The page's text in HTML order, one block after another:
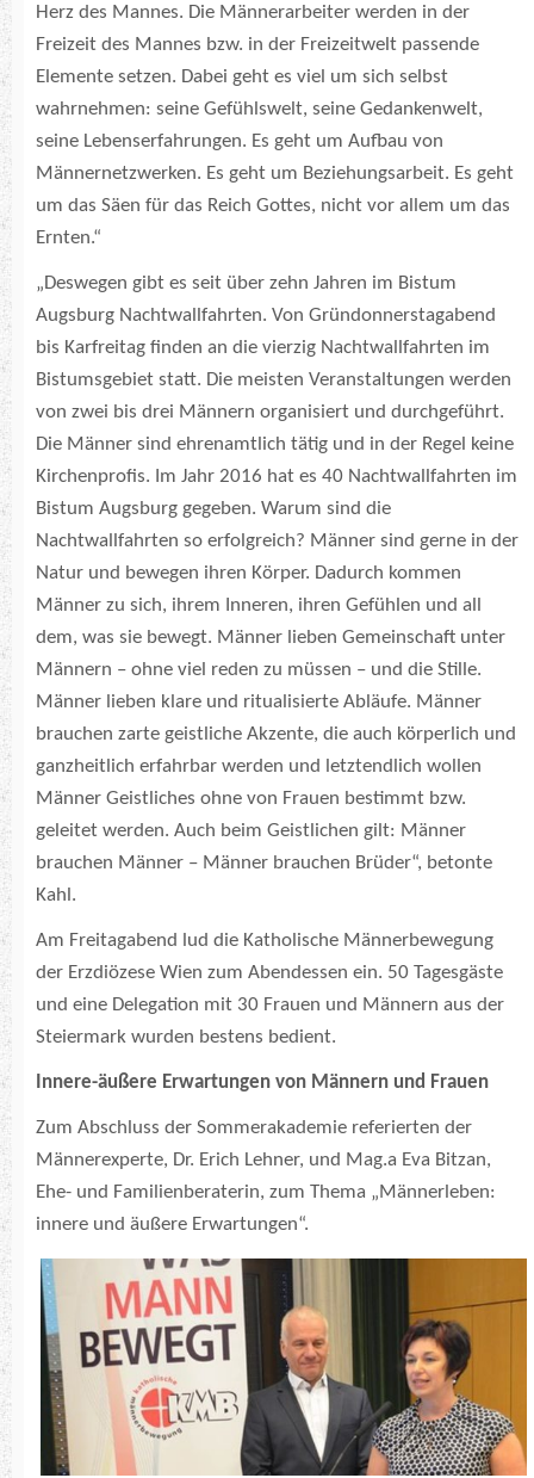
Herz des Mannes. Die Männerarbeiter werden in der
Freizeit des Mannes bzw. in der Freizeitwelt passende
Elemente setzen. Dabei geht es viel um sich selbst
wahrnehmen: seine Gefühlswelt, seine Gedankenwelt,
seine Lebenserfahrungen. Es geht um Aufbau von
Männernetzwerken. Es geht um Beziehungsarbeit. Es geht
um das Säen für das Reich Gottes, nicht vor allem um das
Ernten.“
„Deswegen gibt es seit über zehn Jahren im Bistum
Augsburg Nachtwallfahrten. Von Gründonnerstagabend
bis Karfreitag finden an die vierzig Nachtwallfahrten im
Bistumsgebiet statt. Die meisten Veranstaltungen werden
von zwei bis drei Männern organisiert und durchgeführt.
Die Männer sind ehrenamtlich tätig und in der Regel keine
Kirchenprofis. Im Jahr 2016 hat es 40 Nachtwallfahrten im
Bistum Augsburg gegeben. Warum sind die
Nachtwallfahrten so erfolgreich? Männer sind gerne in der
Natur und bewegen ihren Körper. Dadurch kommen
Männer zu sich, ihrem Inneren, ihren Gefühlen und all
dem, was sie bewegt. Männer lieben Gemeinschaft unter
Männern – ohne viel reden zu müssen – und die Stille.
Männer lieben klare und ritualisierte Abläufe. Männer
brauchen zarte geistliche Akzente, die auch körperlich und
ganzheitlich erfahrbar werden und letztendlich wollen
Männer Geistliches ohne von Frauen bestimmt bzw.
geleitet werden. Auch beim Geistlichen gilt: Männer
brauchen Männer – Männer brauchen Brüder“, betonte
Kahl.
Am Freitagabend lud die Katholische Männerbewegung
der Erzdiözese Wien zum Abendessen ein. 50 Tagesgäste
und eine Delegation mit 30 Frauen und Männern aus der
Steiermark wurden bestens bedient.
Innere-äußere Erwartungen von Männern und Frauen
Zum Abschluss der Sommerakademie referierten der
Männerexperte, Dr. Erich Lehner, und Mag.a Eva Bitzan,
Ehe- und Familienberaterin, zum Thema „Männerleben:
innere und äußere Erwartungen“.